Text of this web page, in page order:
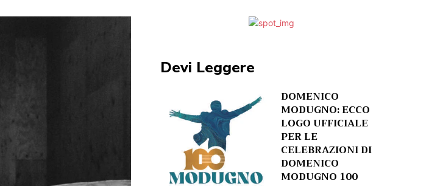
Devi Leggere
DOMENICO
MODUGNO: ECCO
LOGO UFFICIALE
PER LE
CELEBRAZIONI DI
DOMENICO
MODUGNO 100